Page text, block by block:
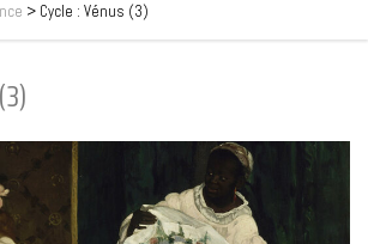
> Cycle : Vénus (3)